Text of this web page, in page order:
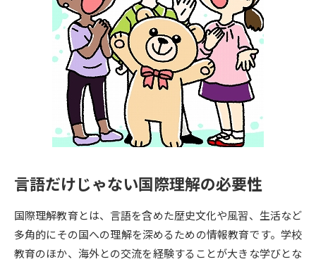
大学・短大以外の資料から請求
専門学校の資料請求 大学院の資料請求
留学・進学関連、塾・予備校
大学入学共通テスト「受験案
内」の請求
大学入学共通テスト「受験上の
配慮案内」の請求
高等学校卒業程度認定試験
幼稚園教員資格認定試験 小学校教員資格認定試験
高等学校（情報）教員資格認定
試験
言語だけじゃない国際理解の必要性
国際理解教育とは、言語を含めた歴史文化や風習、生活など
多角的にその国への理解を深めるための情報教育です。学校
教育のほか、海外との交流を経験することが大きな学びとな